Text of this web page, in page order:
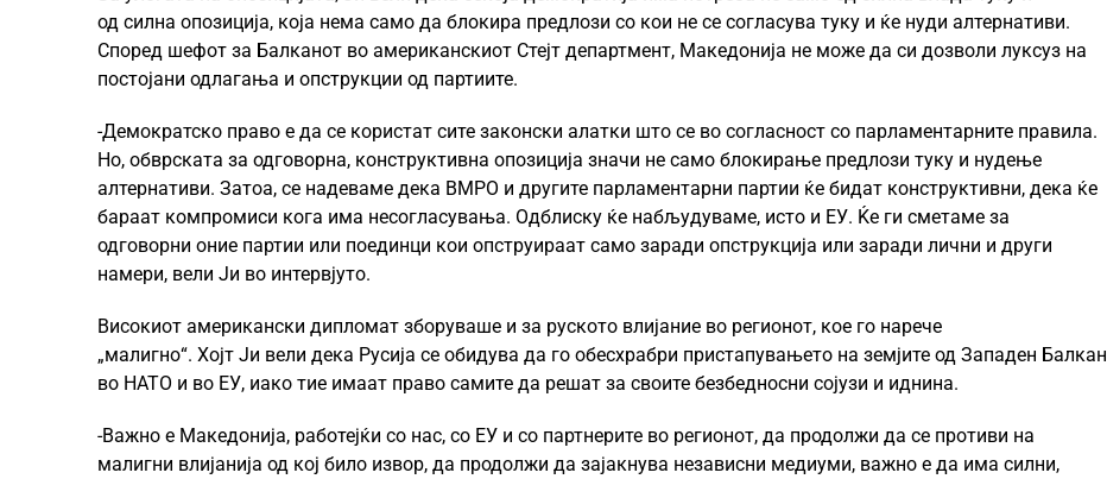
од силна опозиција, која нема само да блокира предлози со кои не се согласува туку и ќе нуди алтернативи.
Според шефот за Балканот во американскиот Стејт департмент, Македонија не може да си дозволи луксуз на
постојани одлагања и опструкции од партиите.
-Демократско право е да се користат сите законски алатки што се во согласност со парламентарните правила.
Но, обврската за одговорна, конструктивна опозиција значи не само блокирање предлози туку и нудење
алтернативи. Затоа, се надеваме дека ВМРО и другите парламентарни партии ќе бидат конструктивни, дека ќе
бараат компромиси кога има несогласувања. Одблиску ќе набљудуваме, исто и ЕУ. Ќе ги сметаме за
одговорни оние партии или поединци кои опструираат само заради опструкција или заради лични и други
намери, вели Ји во интервјуто.
Високиот американски дипломат зборуваше и за руското влијание во регионот, кое го нарече
„малигно“. Хојт Ји вели дека Русија се обидува да го обесхрабри пристапувањето на земјите од Западен Балкан
во НАТО и во ЕУ, иако тие имаат право самите да решат за своите безбедносни сојузи и иднина.
-Важно е Македонија, работејќи со нас, со ЕУ и со партнерите во регионот, да продолжи да се противи на
малигни влијанија од кој било извор, да продолжи да зајакнува независни медиуми, важно е да има силни,